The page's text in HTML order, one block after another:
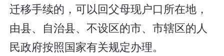
迁移手续的，可以回父母现户口所在地，
由县、自治县、不设区的市、市辖区的人
民政府按照国家有关规定办理。